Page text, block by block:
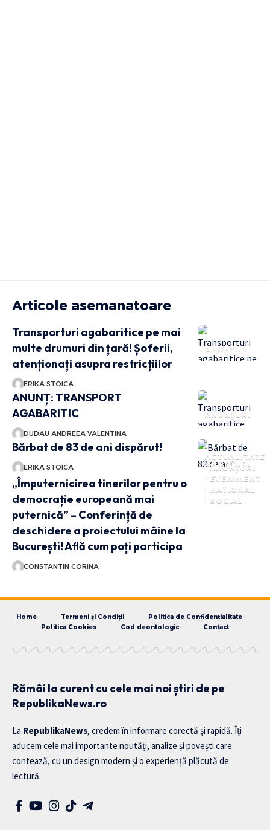
Articole asemanatoare
ANUNȚURI
Transporturi agabaritice pe mai
multe drumuri din țară! Șoferii,
atenționați asupra restricțiilor
ERIKA STOICA
ANUNȚURI
ANUNȚ: TRANSPORT
AGABARITIC
DUDAU ANDREEA VALENTINA
ANUNȚURI
Bărbat de 83 de ani dispărut!
ERIKA STOICA
ACTUALITATE
ANUNȚURI
EVENIMENT
NATIONAL
SOCIAL
„Împuternicirea tinerilor pentru o
democrație europeană mai
puternică” – Conferință de
deschidere a proiectului mâine la
București! Află cum poți participa
CONSTANTIN CORINA
Home Termeni și Condiții
Politica de Confidențialitate
Politica Cookies
Cod deontologic Contact
Rămâi la curent cu cele mai noi știri de pe
RepublikaNews.ro
La RepublikaNews, credem în informare corectă și rapidă. Îți
aducem cele mai importante noutăți, analize și povești care
contează, cu un design modern și o experiență plăcută de
lectură.